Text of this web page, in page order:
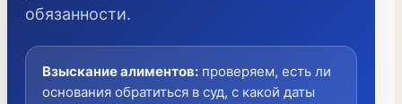
обязанности.
Взыскание алиментов: проверяем, есть ли
основания обратиться в суд, с какой даты